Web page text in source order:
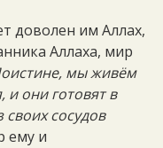
доволен им Аллах,
Аллаха, мир
мы живём
и они готовят в
сосудов
ему и